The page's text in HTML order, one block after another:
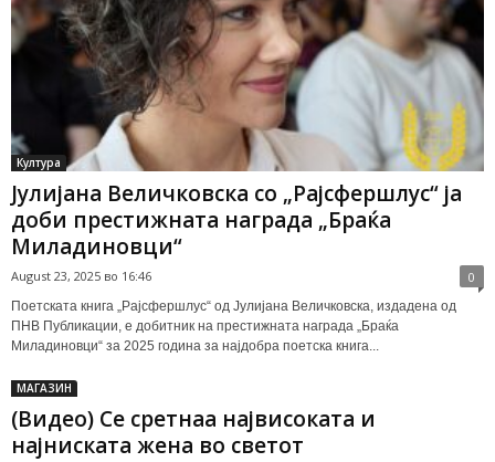
Култура
Јулијана Величковска со „Рајсфершлус“ ја
доби престижната награда „Браќа
Миладиновци“
August 23, 2025 во 16:46 0
Поетската книга „Рајсфершлус“ од Јулијана Величковска, издадена од
ПНВ Публикации, е добитник на престижната награда „Браќа
Миладиновци“ за 2025 година за најдобра поетска книга...
МАГАЗИН
(Видео) Се сретнаа највисоката и
најниската жена во светот